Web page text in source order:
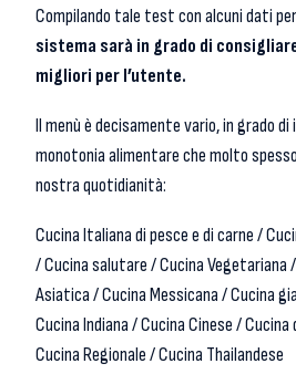
Compilando tale test con alcuni dati
sistema sarà in grado di
migliori per l’utente.
Il menù è decisamente vario, in grado
monotonia alimentare che molto
nostra quotidianità:
Cucina Italiana di pesce e di carne /
/ Cucina salutare / Cucina Vegetariana
Asiatica / Cucina Messicana / Cucina
Cucina Indiana / Cucina Cinese /
Cucina Regionale / Cucina Thailandese